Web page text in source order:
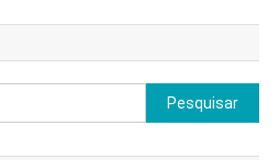
Pesquisar
por: